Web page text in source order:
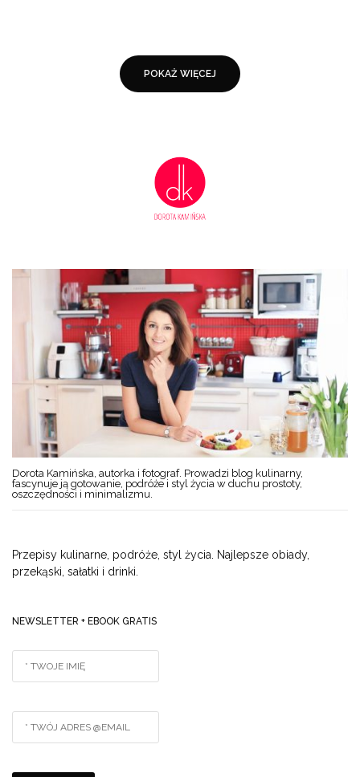
POKAŻ WIĘCEJ
Dorota Kamińska, autorka i fotograf. Prowadzi blog kulinarny,
fascynuje ją gotowanie, podróże i styl życia w duchu prostoty,
oszczędności i minimalizmu.
Przepisy kulinarne, podróże, styl życia. Najlepsze obiady,
przekąski, sałatki i drinki.
NEWSLETTER + EBOOK GRATIS